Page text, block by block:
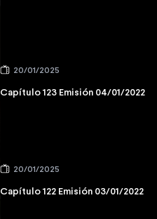
20/01/2025
Capítulo 123 Emisión 04/01/2022
20/01/2025
Capítulo 122 Emisión 03/01/2022